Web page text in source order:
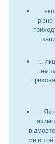
...
...
не
...
ми в